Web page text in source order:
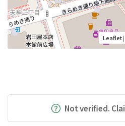
Leaflet
Not verified.